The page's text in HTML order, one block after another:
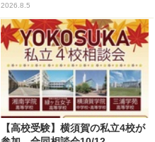
2026.8.5
【高校受験】横須賀の私立4校が